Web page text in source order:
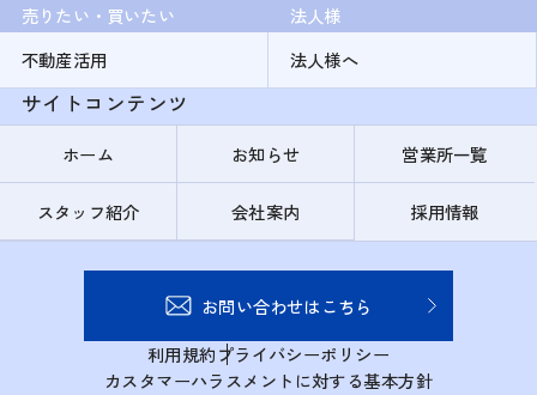
売りたい・買いたい
不動産活用
法人様
法人様へ
サイトコンテンツ
ホーム お知らせ 営業所一覧
スタッフ紹介 会社案内 採用情報
お問い合わせはこちら
利用規約プライバシーポリシー
カスタマーハラスメントに対する基本方針